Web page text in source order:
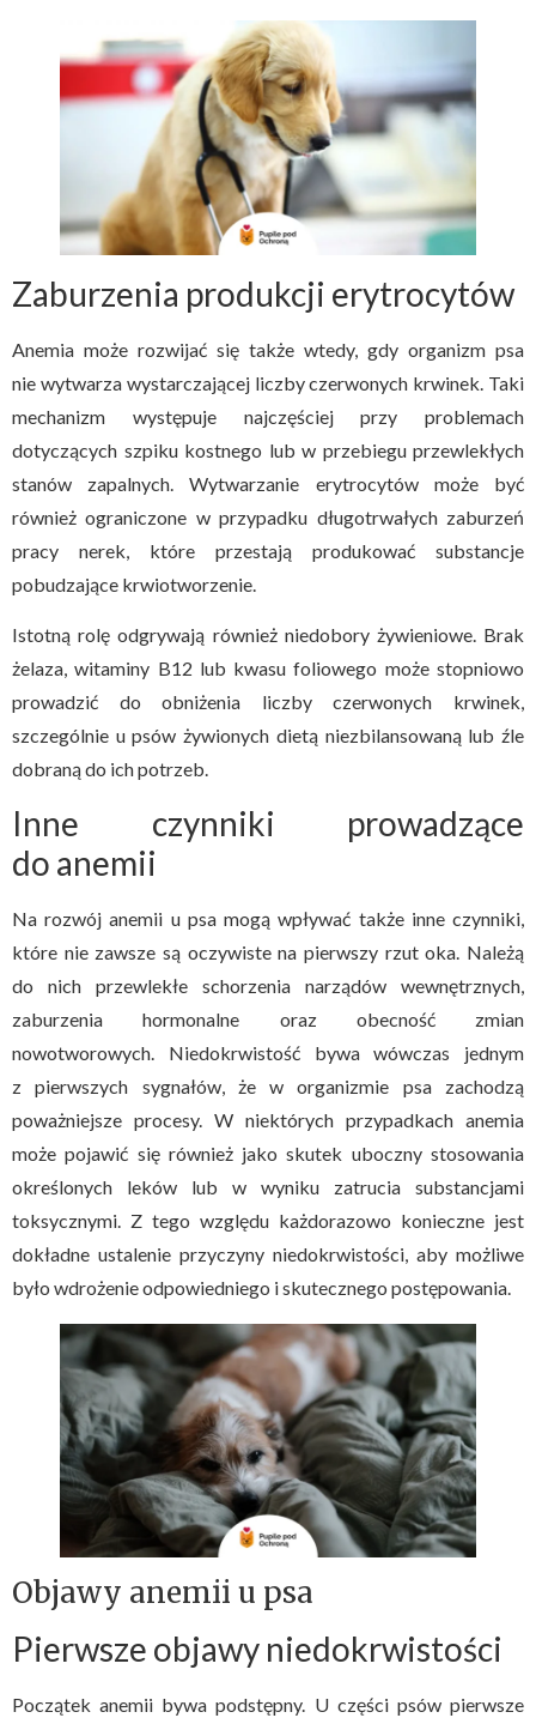
Zaburzenia produkcji erytrocytów
Anemia może rozwijać się także wtedy, gdy organizm psa
nie wytwarza wystarczającej liczby czerwonych krwinek. Taki
mechanizm występuje najczęściej przy problemach
dotyczących szpiku kostnego lub w przebiegu przewlekłych
stanów zapalnych. Wytwarzanie erytrocytów może być
również ograniczone w przypadku długotrwałych zaburzeń
pracy nerek, które przestają produkować substancje
pobudzające krwiotworzenie.
Istotną rolę odgrywają również niedobory żywieniowe. Brak
żelaza, witaminy B12 lub kwasu foliowego może stopniowo
prowadzić do obniżenia liczby czerwonych krwinek,
szczególnie u psów żywionych dietą niezbilansowaną lub źle
dobraną do ich potrzeb.
Inne czynniki prowadzące
do anemii
Na rozwój anemii u psa mogą wpływać także inne czynniki,
które nie zawsze są oczywiste na pierwszy rzut oka. Należą
do nich przewlekłe schorzenia narządów wewnętrznych,
zaburzenia hormonalne oraz obecność zmian
nowotworowych. Niedokrwistość bywa wówczas jednym
z pierwszych sygnałów, że w organizmie psa zachodzą
poważniejsze procesy. W niektórych przypadkach anemia
może pojawić się również jako skutek uboczny stosowania
określonych leków lub w wyniku zatrucia substancjami
toksycznymi. Z tego względu każdorazowo konieczne jest
dokładne ustalenie przyczyny niedokrwistości, aby możliwe
było wdrożenie odpowiedniego i skutecznego postępowania.
Objawy anemii u psa
Pierwsze objawy niedokrwistości
Początek anemii bywa podstępny. U części psów pierwsze